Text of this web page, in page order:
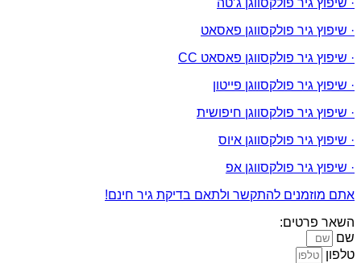
· שיפוץ גיר פולקסווגן ג’טה
· שיפוץ גיר פולקסווגן פאסאט
· שיפוץ גיר פולקסווגן פאסאט CC
· שיפוץ גיר פולקסווגן פייטון
· שיפוץ גיר פולקסווגן חיפושית
· שיפוץ גיר פולקסווגן איוס
· שיפוץ גיר פולקסווגן אפ
אתם מוזמנים להתקשר ולתאם בדיקת גיר חינם!
השאר פרטים:
שם
טלפון